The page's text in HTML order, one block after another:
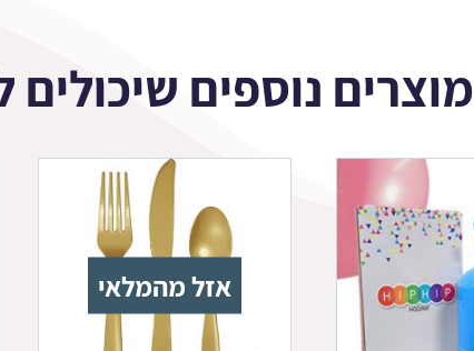
מוצרים נוספים
אזל מהמלאי